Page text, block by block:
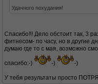
Удачного похудания!
Спасибо!!! Дело обстоит так, 3
фитнесом- по часу, но в другие
думаю где то с мая, возможно
спасибо:-) -) -)
У тебя результаты просто